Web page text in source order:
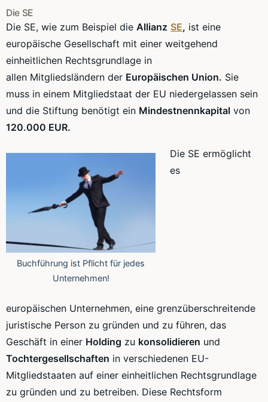
Die SE
Die SE, wie zum Beispiel die Allianz SE, ist eine
europäische Gesellschaft mit einer weitgehend
einheitlichen Rechtsgrundlage in
allen Mitgliedsländern der Europäischen Union. Sie
muss in einem Mitgliedstaat der EU niedergelassen sein
und die Stiftung benötigt ein Mindestnennkapital von
120.000 EUR.
Buchführung ist Pflicht für jedes
Unternehmen!
Die SE ermöglicht
es
europäischen Unternehmen, eine grenzüberschreitende
juristische Person zu gründen und zu führen, das
Geschäft in einer Holding zu konsolidieren und
Tochtergesellschaften in verschiedenen EU-
Mitgliedstaaten auf einer einheitlichen Rechtsgrundlage
zu gründen und zu betreiben. Diese Rechtsform